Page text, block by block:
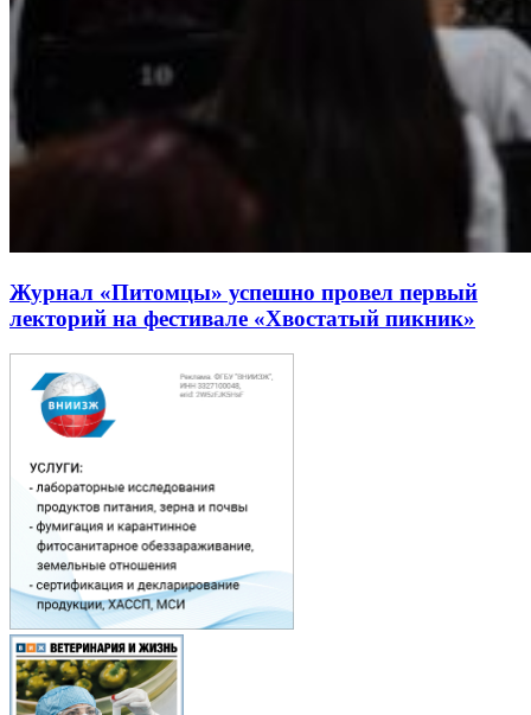
Журнал «Питомцы» успешно провел первый
лекторий на фестивале «Хвостатый пикник»